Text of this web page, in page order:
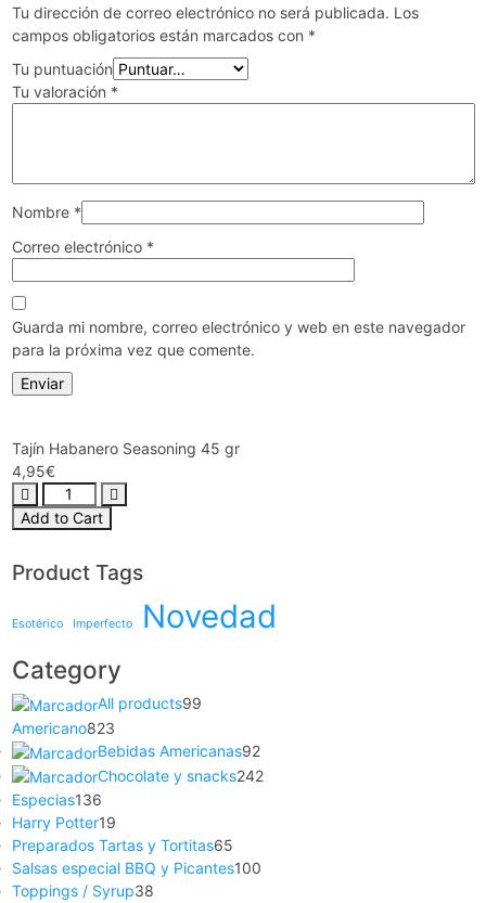
Tu dirección de correo electrónico no será publicada. Los
campos obligatorios están marcados con *
Tu puntuación
Tu valoración *
Nombre *
Correo electrónico *
Guarda mi nombre, correo electrónico y web en este navegador
para la próxima vez que comente.
Tajín Habanero Seasoning 45 gr
4,95€
Add to Cart
Product Tags
Esotérico Imperfecto Novedad
Category
All products99
Americano823
Bebidas Americanas92
Chocolate y snacks242
Especias136
Harry Potter19
Preparados Tartas y Tortitas65
Salsas especial BBQ y Picantes100
Toppings / Syrup38